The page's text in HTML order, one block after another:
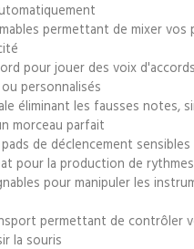
permettant de mixer vos
pour jouer des voix d'accords
personnalisés
éliminant les fausses notes,
morceau parfait
de déclencement
pour la production de rythmes
pour manipuler les
permettant de contrôler
la souris